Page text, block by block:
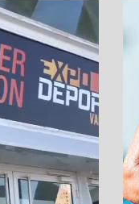
نمایشگر
ویدیو